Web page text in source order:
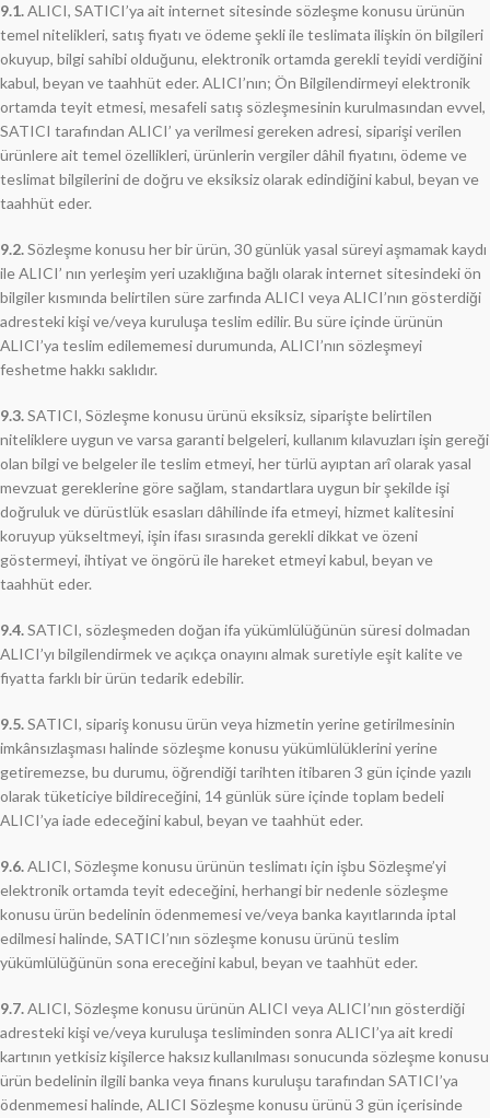
9.1.ALICI, SATICI’ya ait internet sitesinde sözleşme konusu ürünün
temel nitelikleri, satış fiyatı ve ödeme şekli ile teslimata ilişkin ön bilgileri
okuyup, bilgi sahibi olduğunu, elektronik ortamda gerekli teyidi verdiğini
kabul, beyan ve taahhüt eder. ALICI’nın; Ön Bilgilendirmeyi elektronik
ortamda teyit etmesi, mesafeli satış sözleşmesinin kurulmasından evvel,
SATICI tarafından ALICI’ ya verilmesi gereken adresi, siparişi verilen
ürünlere ait temel özellikleri, ürünlerin vergiler dâhil fiyatını, ödeme ve
teslimat bilgilerini de doğru ve eksiksiz olarak edindiğini kabul, beyan ve
taahhüt eder.
9.2.Sözleşme konusu her bir ürün, 30 günlük yasal süreyi aşmamak kaydı
ile ALICI’ nın yerleşim yeri uzaklığına bağlı olarak internet sitesindeki ön
bilgiler kısmında belirtilen süre zarfında ALICI veya ALICI’nın gösterdiği
adresteki kişi ve/veya kuruluşa teslim edilir. Bu süre içinde ürünün
ALICI’ya teslim edilememesi durumunda, ALICI’nın sözleşmeyi
feshetme hakkı saklıdır.
9.3.SATICI, Sözleşme konusu ürünü eksiksiz, siparişte belirtilen
niteliklere uygun ve varsa garanti belgeleri, kullanım kılavuzları işin gereği
olan bilgi ve belgeler ile teslim etmeyi, her türlü ayıptan arî olarak yasal
mevzuat gereklerine göre sağlam, standartlara uygun bir şekilde işi
doğruluk ve dürüstlük esasları dâhilinde ifa etmeyi, hizmet kalitesini
koruyup yükseltmeyi, işin ifası sırasında gerekli dikkat ve özeni
göstermeyi, ihtiyat ve öngörü ile hareket etmeyi kabul, beyan ve
taahhüt eder.
9.4.SATICI, sözleşmeden doğan ifa yükümlülüğünün süresi dolmadan
ALICI’yı bilgilendirmek ve açıkça onayını almak suretiyle eşit kalite ve
fiyatta farklı bir ürün tedarik edebilir.
9.5.SATICI, sipariş konusu ürün veya hizmetin yerine getirilmesinin
imkânsızlaşması halinde sözleşme konusu yükümlülüklerini yerine
getiremezse, bu durumu, öğrendiği tarihten itibaren 3 gün içinde yazılı
olarak tüketiciye bildireceğini, 14 günlük süre içinde toplam bedeli
ALICI’ya iade edeceğini kabul, beyan ve taahhüt eder.
9.6.ALICI, Sözleşme konusu ürünün teslimatı için işbu Sözleşme’yi
elektronik ortamda teyit edeceğini, herhangi bir nedenle sözleşme
konusu ürün bedelinin ödenmemesi ve/veya banka kayıtlarında iptal
edilmesi halinde, SATICI’nın sözleşme konusu ürünü teslim
yükümlülüğünün sona ereceğini kabul, beyan ve taahhüt eder.
9.7.ALICI, Sözleşme konusu ürünün ALICI veya ALICI’nın gösterdiği
adresteki kişi ve/veya kuruluşa tesliminden sonra ALICI’ya ait kredi
kartının yetkisiz kişilerce haksız kullanılması sonucunda sözleşme konusu
ürün bedelinin ilgili banka veya finans kuruluşu tarafından SATICI’ya
ödenmemesi halinde, ALICI Sözleşme konusu ürünü 3 gün içerisinde